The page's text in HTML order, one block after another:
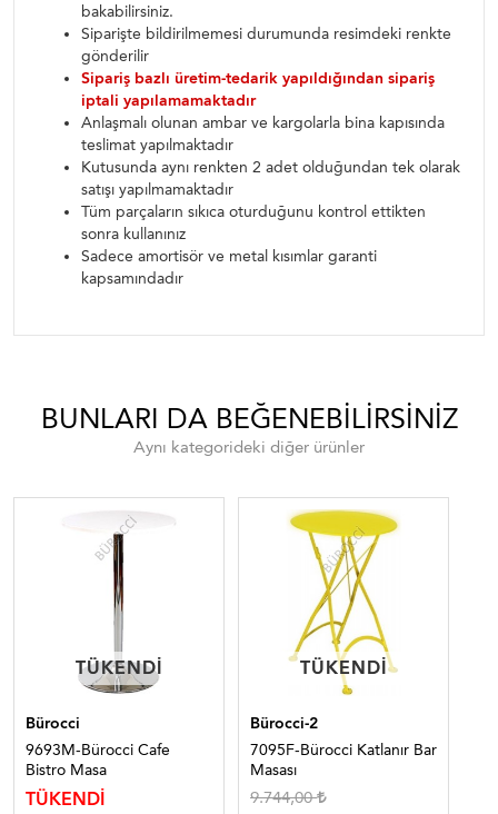
bakabilirsiniz.
Siparişte bildirilmemesi durumunda resimdeki renkte
gönderilir
Sipariş bazlı üretim-tedarik yapıldığından sipariş
iptali yapılamamaktadır
Anlaşmalı olunan ambar ve kargolarla bina kapısında
teslimat yapılmaktadır
Kutusunda aynı renkten 2 adet olduğundan tek olarak
satışı yapılmamaktadır
Tüm parçaların sıkıca oturduğunu kontrol ettikten
sonra kullanınız
Sadece amortisör ve metal kısımlar garanti
kapsamındadır
BUNLARI DA BEĞENEBILIRSINIZ
Aynı kategorideki diğer ürünler
TÜKENDI
TÜKENDI
Bürocci
9693M-Bürocci Cafe
Bistro Masa
TÜKENDİ
TÜKENDI
TÜKENDI
Bürocci-2
7095F-Bürocci Katlanır Bar
Masası
9.744,00